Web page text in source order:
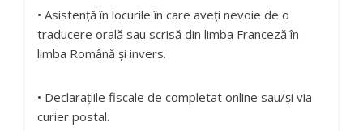
• Asistență în locurile în care aveți nevoie de o
traducere orală sau scrisă din limba Franceză în
limba Română și invers.
• Declarațiile fiscale de completat online sau/și via
curier postal.